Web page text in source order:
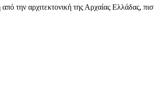
την αρχιτεκτονική της Αρχαίας Ελλάδας,